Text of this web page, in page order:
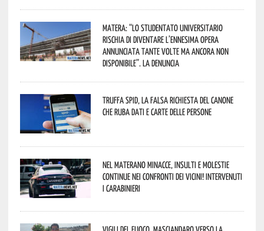
Matera: “Lo studentato universitario
rischia di diventare l’ennesima opera
annunciata tante volte ma ancora non
disponibile”. La denuncia
Truffa Spid, la falsa richiesta del canone
che ruba dati e carte delle persone
Nel materano minacce, insulti e molestie
continue nei confronti dei vicini! Intervenuti
i Carabinieri